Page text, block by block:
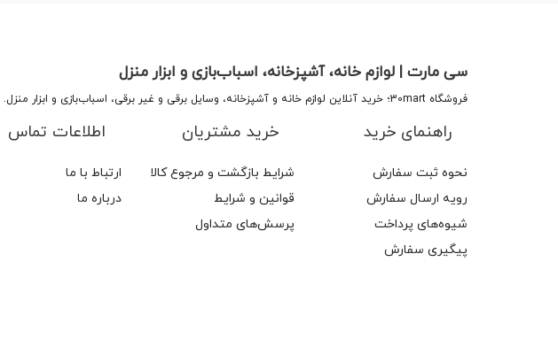
سی مارت | لوازم خانه، آشپزخانه، اسباب‌بازی و ابزار منزل
فروشگاه 30mart؛ خرید آنلاین لوازم خانه و آشپزخانه، وسایل برقی و غیر برقی، اسباب‌بازی و ابزار منزل. تجربه خریدی مطمئن با پشتیبانی و ضمانت کالا.
راهنمای خرید
نحوه ثبت سفارش
رویه ارسال سفارش
شیوه‌های پرداخت
پیگیری سفارش
خرید مشتریان
شرایط بازگشت و مرجوع کالا
قوانین و شرایط
پرسش‌های متداول
اطلاعات تماس
ارتباط با ما
درباره ما